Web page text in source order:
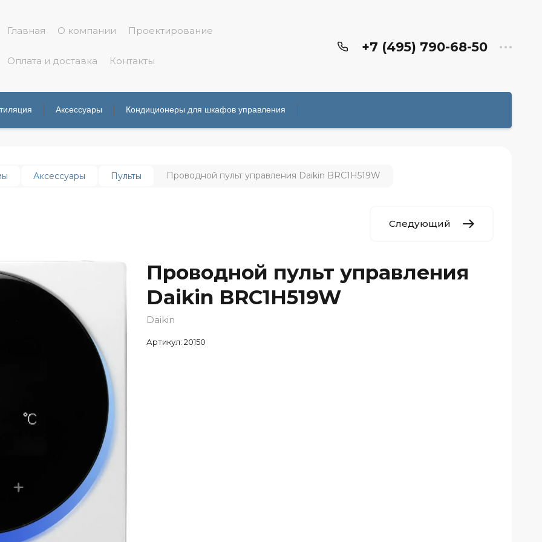
Главная О компании Проектирование
Оплата и доставка Контакты
+7 (495) 790-68-50
Аксессуары Кондиционеры для шкафов управления
Аксессуары Пульты Проводной пульт управления Daikin BRC1H519W
Следующий
Проводной пульт управления
Daikin BRC1H519W
Daikin
Артикул: 20150